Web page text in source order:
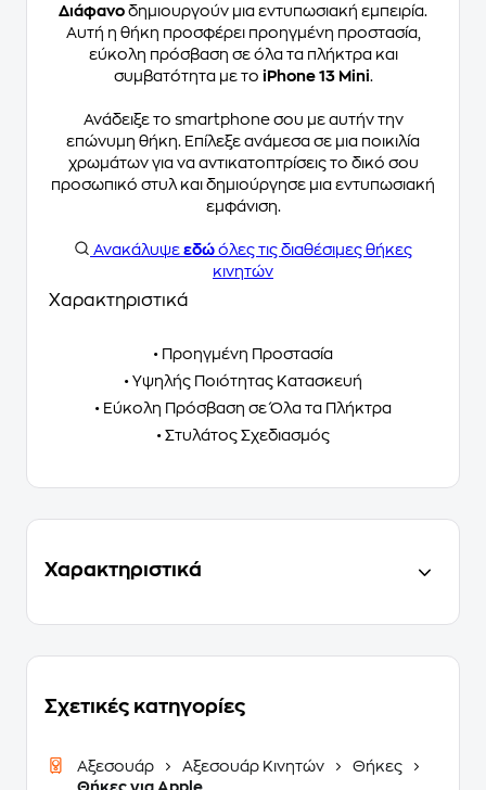
Διάφανο δημιουργούν μια εντυπωσιακή εμπειρία.
Αυτή η θήκη προσφέρει προηγμένη προστασία,
εύκολη πρόσβαση σε όλα τα πλήκτρα και
συμβατότητα με το iPhone 13 Mini.
Ανάδειξε το smartphone σου με αυτήν την
επώνυμη θήκη. Επίλεξε ανάμεσα σε μια ποικιλία
χρωμάτων για να αντικατοπτρίσεις το δικό σου
προσωπικό στυλ και δημιούργησε μια εντυπωσιακή
εμφάνιση.
Ανακάλυψε εδώ όλες τις διαθέσιμες θήκες
κινητών
Χαρακτηριστικά
• Προηγμένη Προστασία
• Υψηλής Ποιότητας Κατασκευή
• Εύκολη Πρόσβαση σε Όλα τα Πλήκτρα
• Στυλάτος Σχεδιασμός
Χαρακτηριστικά
Σχετικές κατηγορίες
Αξεσουάρ Αξεσουάρ Κινητών
Θήκες
Θήκες για Apple